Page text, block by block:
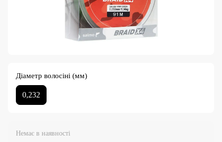
Діаметр волосіні (мм)
0,232
Немає в наявності